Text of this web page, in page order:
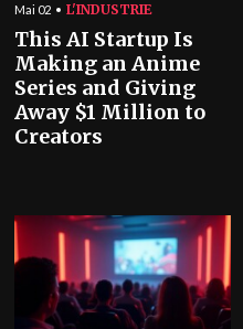
Mai 02 L'INDUSTRIE
This AI Startup Is
Making an Anime
Series and Giving
Away $1 Million to
Creators